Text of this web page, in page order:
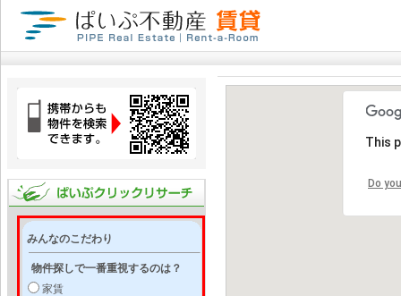
みんなのこだわり
物件探しで一番重視するのは？
家賃
This
Do